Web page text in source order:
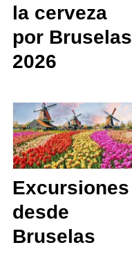
la cerveza
por Bruselas
2026
Excursiones
desde
Bruselas